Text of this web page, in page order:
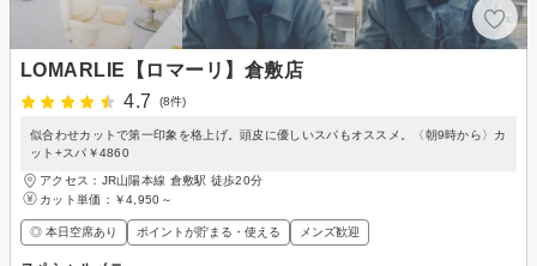
LOMARLIE【ロマーリ】倉敷店
4.7
(8件)
似合わせカットで第一印象を格上げ。頭皮に優しいスパもオススメ。〈朝9時から〉カ
ット+スパ￥4860
アクセス：JR山陽本線 倉敷駅 徒歩20分
カット単価： ￥4,950～
◎ 本日空席あり ポイントが貯まる・使える メンズ歓迎